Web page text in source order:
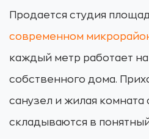
Продается студия
современном
каждый метр работает
собственного дома.
санузел и жилая комната
складываются в